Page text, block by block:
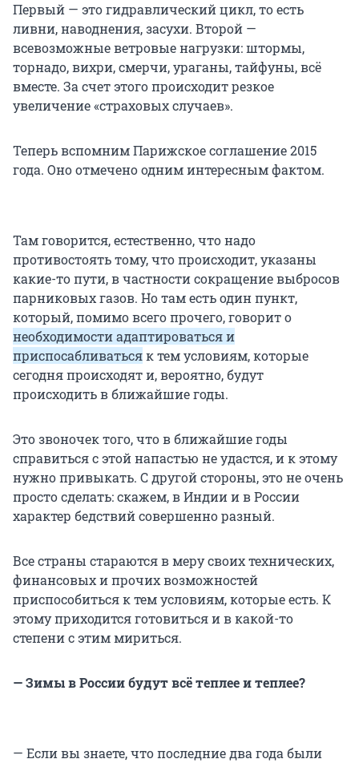
Первый — это гидравлический цикл, то есть
ливни, наводнения, засухи. Второй —
всевозможные ветровые нагрузки: штормы,
торнадо, вихри, смерчи, ураганы, тайфуны, всё
вместе. За счет этого происходит резкое
увеличение «страховых случаев».
Теперь вспомним Парижское соглашение 2015
года. Оно отмечено одним интересным фактом.
Там говорится, естественно, что надо
противостоять тому, что происходит, указаны
какие-то пути, в частности сокращение выбросов
парниковых газов. Но там есть один пункт,
который, помимо всего прочего, говорит о
необходимости адаптироваться и
приспосабливатьсяк тем условиям, которые
сегодня происходят и, вероятно, будут
происходить в ближайшие годы.
Это звоночек того, что в ближайшие годы
справиться с этой напастью не удастся, и к этому
нужно привыкать. С другой стороны, это не очень
просто сделать: скажем, в Индии и в России
характер бедствий совершенно разный.
Все страны стараются в меру своих технических,
финансовых и прочих возможностей
приспособиться к тем условиям, которые есть. К
этому приходится готовиться и в какой-то
степени с этим мириться.
— Зимы в России будут всё теплее и теплее?
— Если вы знаете, что последние два года были